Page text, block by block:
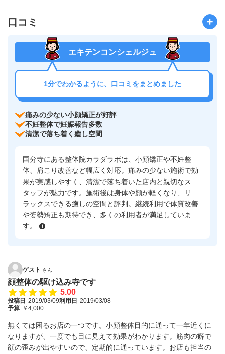
口コミ
エキテンコンシェルジュ
1分でわかるように、口コミをまとめました
痛みの少ない小顔矯正が好評
不妊整体で妊娠報告多数
清潔で落ち着く癒し空間
国分寺にある整体院カラダラボは、小顔矯正や不妊整
体、肩こり改善など幅広く対応。痛みの少ない施術で効
果が実感しやすく、清潔で落ち着いた店内と親切なス
タッフが魅力です。施術後は身体や顔が軽くなり、リ
ラックスできる癒しの空間と評判。継続利用で体質改善
や姿勢矯正も期待でき、多くの利用者が満足していま
す。
ゲスト さん
顔整体の駆け込み寺です
5.00
投稿日 2019/03/09利用日 2019/03/08
予算 ￥4,000
無くては困るお店の一つです。小顔整体目的に通って一年近くに
なりますが、一度でも目に見えて効果がわかります。筋肉の癖で
顔の歪みが出やすいので、定期的に通っています。お店も担当の